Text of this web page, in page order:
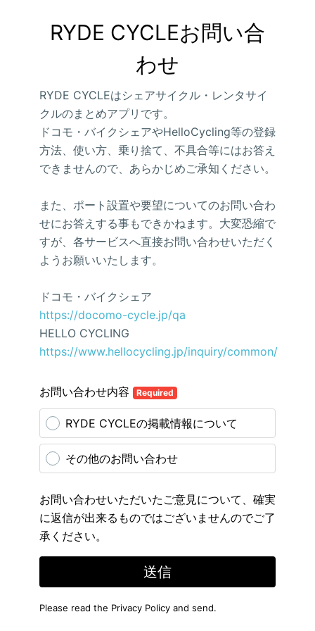
RYDE CYCLEお問い合
わせ
RYDE CYCLEはシェアサイクル・レンタサイ
クルのまとめアプリです。
ドコモ・バイクシェアやHelloCycling等の登録
方法、使い方、乗り捨て、不具合等にはお答え
できませんので、あらかじめご承知ください。
また、ポート設置や要望についてのお問い合わ
せにお答えする事もできかねます。大変恐縮で
すが、各サービスへ直接お問い合わせいただく
ようお願いいたします。
ドコモ・バイクシェア
https://docomo-cycle.jp/qa
HELLO CYCLING
https://www.hellocycling.jp/inquiry/common/
お問い合わせ内容 Required
RYDE CYCLEの掲載情報について
その他のお問い合わせ
お問い合わせいただいたご意見について、確実
に返信が出来るものではございませんのでご了
承ください。
送信
Please read the Privacy Policy and send.